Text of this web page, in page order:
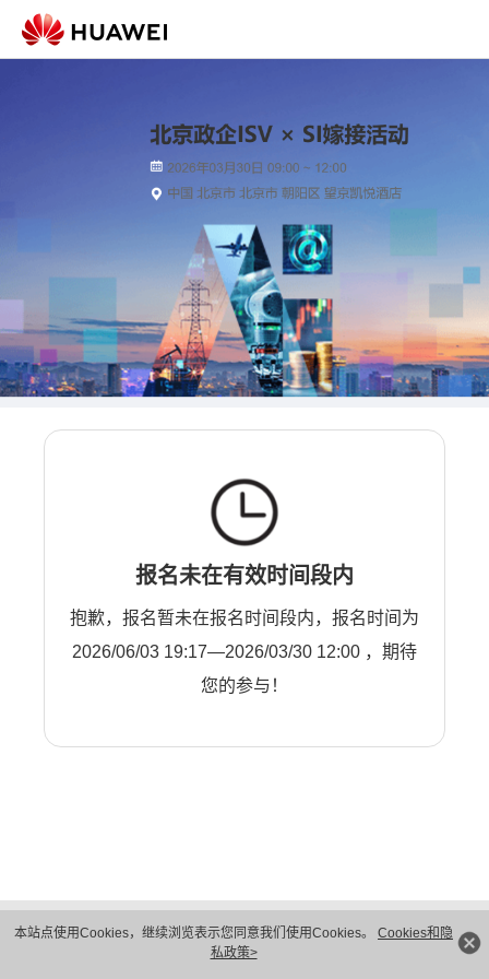
本站点使用Cookies，继续浏览表示您同意我们使用Cookies。 Cookies和隐
私政策>
报名未在有效时间段内
抱歉，报名暂未在报名时间段内，报名时间为
2026/06/03 19:17—2026/03/30 12:00 ，期待
您的参与！
隐私保护
法律声明